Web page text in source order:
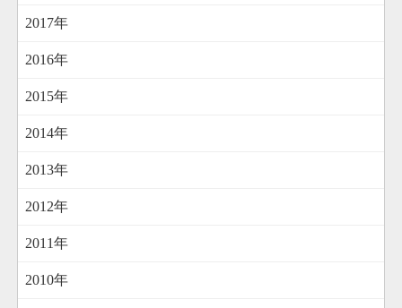
2017年
2016年
2015年
2014年
2013年
2012年
2011年
2010年